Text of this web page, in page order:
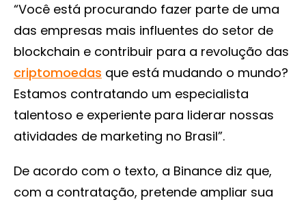
“Você está procurando fazer parte de uma
das empresas mais influentes do setor de
blockchain e contribuir para a revolução das
criptomoedas que está mudando o mundo?
Estamos contratando um especialista
talentoso e experiente para liderar nossas
atividades de marketing no Brasil”.
De acordo com o texto, a Binance diz que,
com a contratação, pretende ampliar sua